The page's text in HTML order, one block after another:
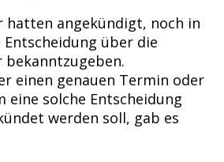
hatten angekündigt, noch in
Entscheidung über die
bekanntzugeben.
einen genauen Termin oder
eine solche Entscheidung
werden soll, gab es